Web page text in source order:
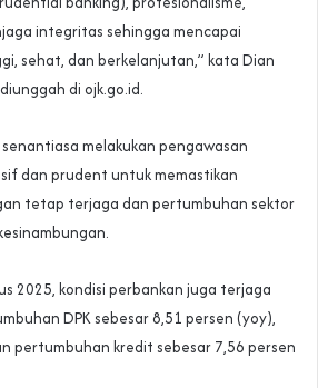
integritas sehingga mencapai
sehat, dan berkelanjutan,” kata Dian
di ojk.go.id.
melakukan pengawasan
dan prudent untuk memastikan
tetap terjaga dan pertumbuhan sektor
2025, kondisi perbankan juga terjaga
DPK sebesar 8,51 persen (yoy),
pertumbuhan kredit sebesar 7,56 persen